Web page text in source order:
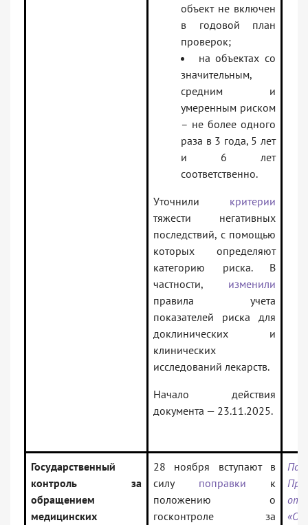
объект не включен
в годовой план
проверок;
на объектах со
значительным,
средним и
умеренным риском
– не более одного
раза в 3 года, 5 лет
и 6 лет
соответственно.
Уточнили критерии
тяжести негативных
последствий, с помощью
которых определяют
категорию риска. В
частности, изменили
правила учета
показателей риска для
доклинических и
клинических
исследований лекарств.
Начало действия
документа — 23.11.2025.
Государственный
контроль за
обращением
медицинских
28 ноября вступают в
силу поправки к
положению о
госконтроле за
от